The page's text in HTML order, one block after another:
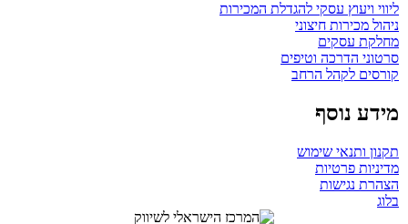
ליווי ויעוץ עסקי להגדלת המכירות
ניהול מכירות חיצוני
מחלקת עסקים
סרטוני הדרכה וטיפים
קורסים לקהל הרחב
מידע נוסף
תקנון ותנאי שימוש
מדיניות פרטיות
הצהרת נגישות
בלוג